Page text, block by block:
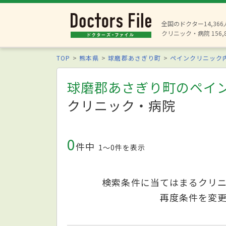
全国のドクター14,366
クリニック・病院
TOP 熊本県 球磨郡あさぎり町 ペインクリニック
球磨郡あさぎり町のペイ
クリニック・病院
0件中 1〜0件を表示
検索条件に当てはまるクリ
再度条件を変